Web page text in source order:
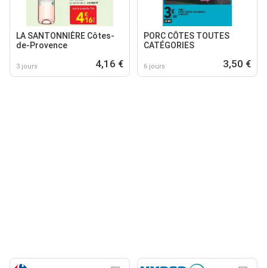
LA SANTONNIÈRE Côtes-
de-Provence
3 jours 4,16 €
PORC CÔTES TOUTES
CATÉGORIES
6 jours 3,50 €